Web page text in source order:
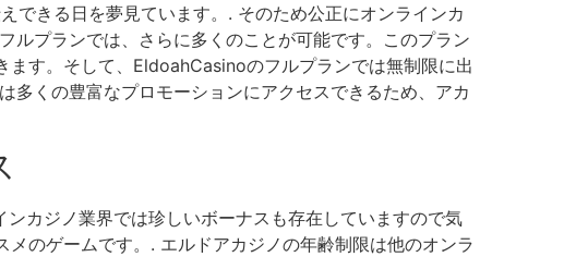
できる日を夢見ています。. そのため公正にオンラインカ
ルプランでは、さらに多くのことが可能です。このプラン
す。そして、EldoahCasinoのフルプランでは無制限に出
多くの豊富なプロモーションにアクセスできるため、アカ
ンカジノ業界では珍しいボーナスも存在していますので気
のゲームです。. エルドアカジノの年齢制限は他のオンラ